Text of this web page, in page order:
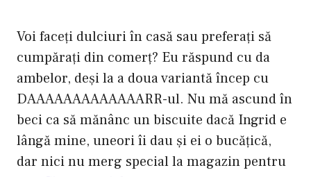
Voi faceţi dulciuri în casă sau preferaţi să
cumpăraţi din comerţ? Eu răspund cu da
ambelor, deşi la a doua variantă încep cu
DAAAAAAAAAAAAARR-ul. Nu mă ascund în
beci ca să mănânc un biscuite dacă Ingrid e
lângă mine, uneori îi dau şi ei o bucăţică,
dar nici nu merg special la magazin pentru